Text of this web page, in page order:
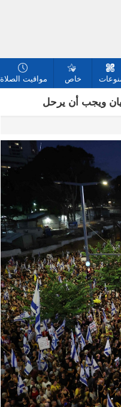
خاص مواقيت الصلاة
ويجب أن يرحل